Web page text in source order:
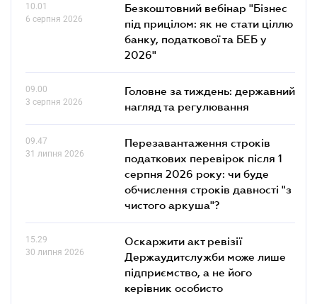
10.01
6 серпня 2026
Безкоштовний вебінар "Бізнес
під прицілом: як не стати ціллю
банку, податкової та БЕБ у
2026"
09.00
3 серпня 2026
Головне за тиждень: державний
нагляд та регулювання
09.47
31 липня 2026
Перезавантаження строків
податкових перевірок після 1
серпня 2026 року: чи буде
обчислення строків давності "з
чистого аркуша"?
15.29
30 липня 2026
Оскаржити акт ревізії
Держаудитслужби може лише
підприємство, а не його
керівник особисто